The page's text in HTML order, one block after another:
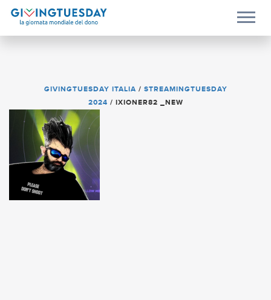
GIVINGTUESDAY ITALIA / STREAMINGTUESDAY
2024 / IXIONER82 _NEW